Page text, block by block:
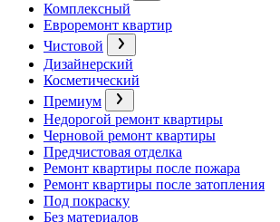
Комплексный
Евроремонт квартир
Чистовой
Дизайнерский
Косметический
Премиум
Недорогой ремонт квартиры
Черновой ремонт квартиры
Предчистовая отделка
Ремонт квартиры после пожара
Ремонт квартиры после затопления
Под покраску
Без материалов